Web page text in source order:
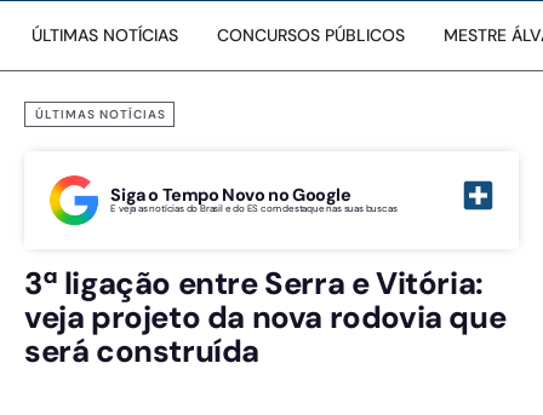
ÚLTIMAS NOTÍCIAS CONCURSOS PÚBLICOS MESTRE
ÚLTIMAS NOTÍCIAS
Siga o Tempo Novo no Google
E veja as notícias do Brasil e do ES com destaque nas suas buscas
3ª ligação entre Serra e Vitória:
veja projeto da nova rodovia que
será construída